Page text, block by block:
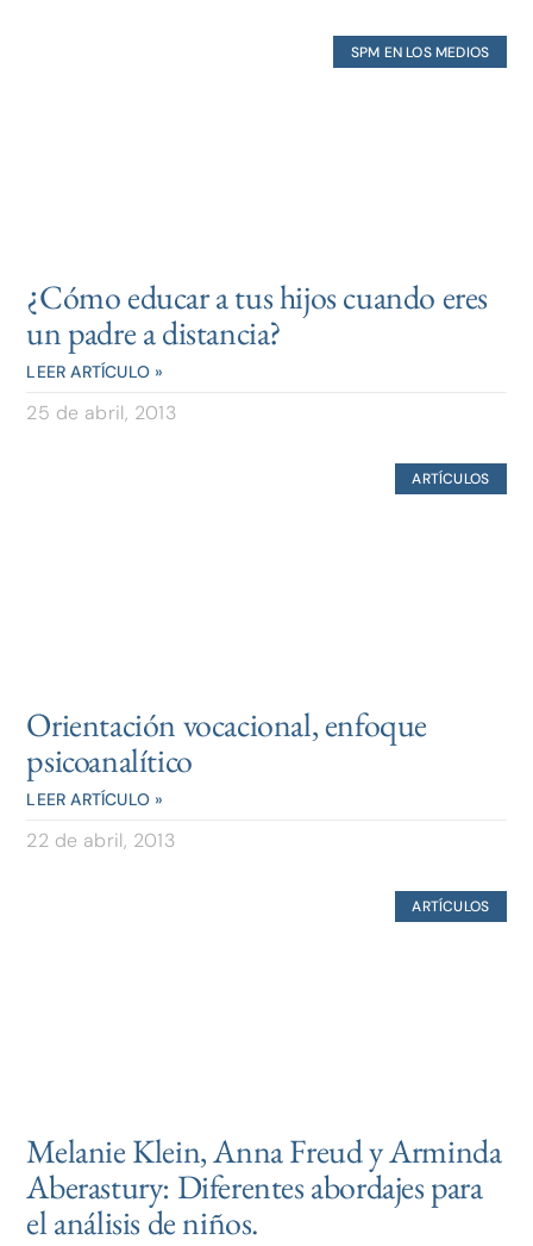
SPM EN LOS MEDIOS
¿Cómo educar a tus hijos cuando eres
un padre a distancia?
LEER ARTÍCULO »
25 de abril, 2013
ARTÍCULOS
Orientación vocacional, enfoque
psicoanalítico
LEER ARTÍCULO »
22 de abril, 2013
ARTÍCULOS
Melanie Klein, Anna Freud y Arminda
Aberastury: Diferentes abordajes para
el análisis de niños.